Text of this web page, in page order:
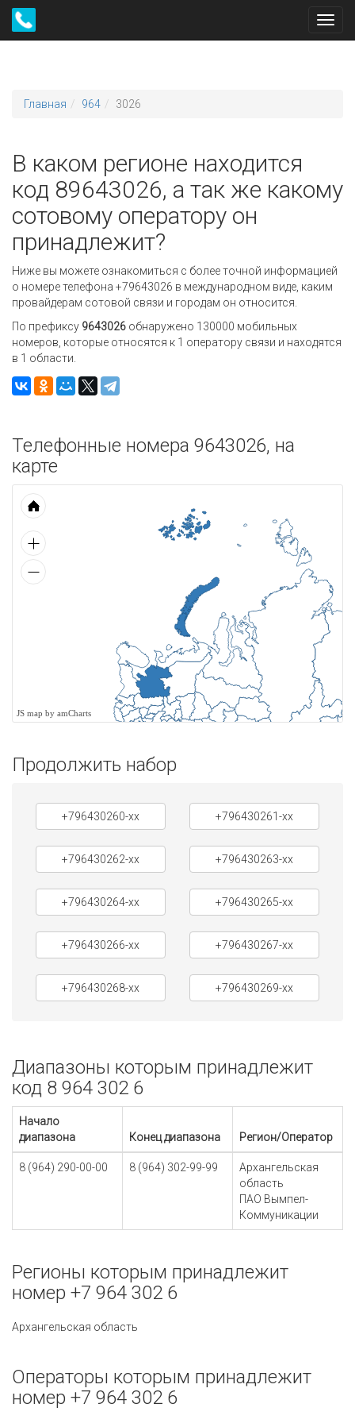
Главная 964 3026
В каком регионе находится
код 89643026, а так же какому
сотовому оператору он
принадлежит?
Ниже вы можете ознакомиться с более точной информацией
о номере телефона +79643026 в международном виде, каким
провайдерам сотовой связи и городам он относится.
По префиксу 9643026 обнаружено 130000 мобильных
номеров, которые относятся к 1 оператору связи и находятся
в 1 области.
Телефонные номера 9643026, на
карте
JS map by amCharts
Продолжить набор
+796430260-xx +796430261-xx
+796430262-xx +796430263-xx
+796430264-xx +796430265-xx
+796430266-xx +796430267-xx
+796430268-xx +796430269-xx
Диапазоны которым принадлежит
код 8 964 302 6
Начало
диапазона
Конец диапазона Регион/Оператор
8 (964) 290-00-00 8 (964) 302-99-99
Архангельская
область
ПАО Вымпел-
Коммуникации
Регионы которым принадлежит
номер +7 964 302 6
Архангельская область
Операторы которым принадлежит
номер +7 964 302 6